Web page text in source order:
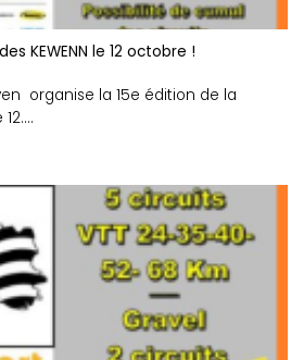
KEWENN le 12 octobre !
organise la 15e édition de la